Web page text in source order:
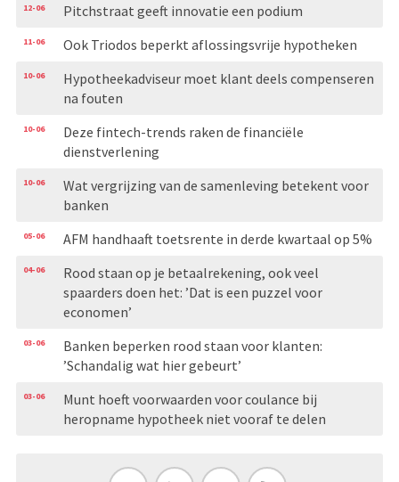
12-06 Pitchstraat geeft innovatie een podium
11-06 Ook Triodos beperkt aflossingsvrije hypotheken
10-06
Hypotheekadviseur moet klant deels compenseren
na fouten
10-06
Deze fintech-trends raken de financiële
dienstverlening
10-06
Wat vergrijzing van de samenleving betekent voor
banken
05-06 AFM handhaaft toetsrente in derde kwartaal op 5%
04-06
Rood staan op je betaalrekening, ook veel
spaarders doen het: ’Dat is een puzzel voor
economen’
03-06
Banken beperken rood staan voor klanten:
’Schandalig wat hier gebeurt’
03-06
Munt hoeft voorwaarden voor coulance bij
heropname hypotheek niet vooraf te delen